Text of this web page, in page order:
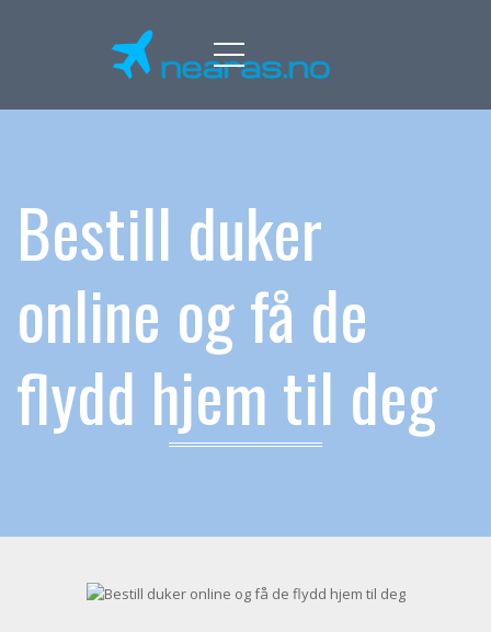
Menu
Bestill duker
online og få de
flydd hjem til deg